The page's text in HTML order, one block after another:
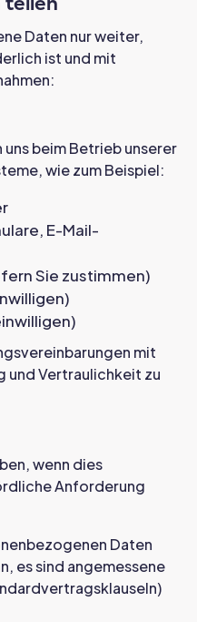
teilen
Daten nur weiter,
ist und mit
beim Betrieb unserer
wie zum Beispiel:
E-Mail-
Sie zustimmen)
mit
und Vertraulichkeit zu
wenn dies
Anforderung
Daten
es sind angemessene